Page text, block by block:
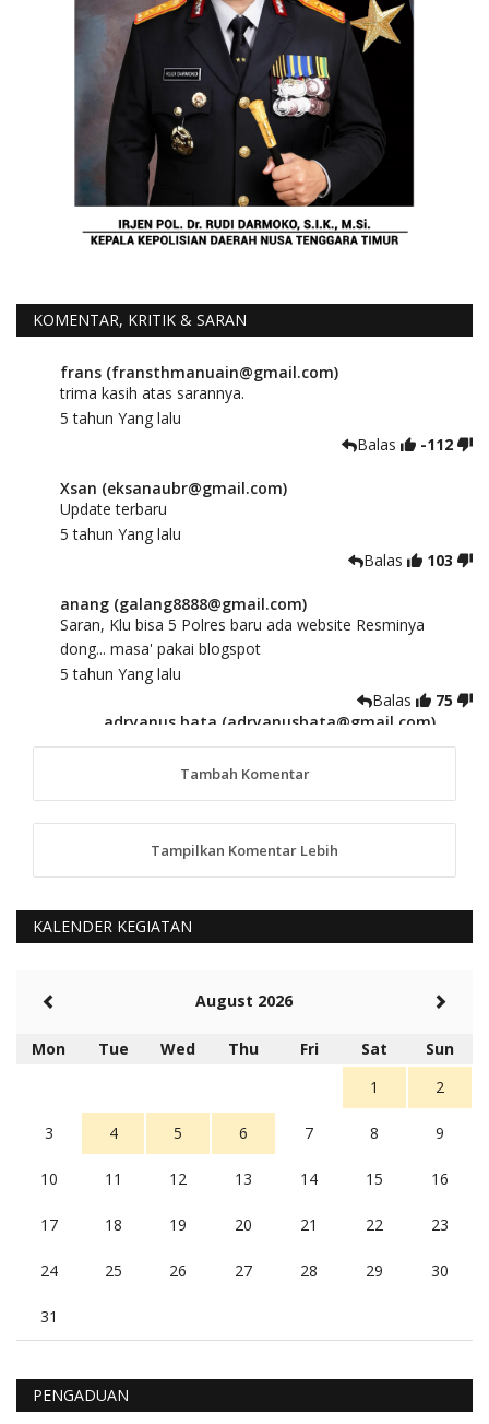
KOMENTAR, KRITIK & SARAN
frans (fransthmanuain@gmail.com)
trima kasih atas sarannya.
5 tahun Yang lalu
Balas
-112
Xsan (eksanaubr@gmail.com)
Update terbaru
5 tahun Yang lalu
Balas
103
anang (galang8888@gmail.com)
Saran, Klu bisa 5 Polres baru ada website Resminya
dong... masa' pakai blogspot
5 tahun Yang lalu
Balas
75
adryanus bata (adryanusbata@gmail.com)
TKS atas saran dan masukannya, akan kami
tindaklanjuti
anggy (anakkaos@gmail.com)
Kami perantu bisa baca langsung terkait Pilkada Sumba
5 tahun Yang lalu
Rambu (rambu03@gmail.com)
Berita Polres Sumba Barat Mantap
5 tahun Yang lalu
Balas
16
Tambah Komentar
Tampilkan Komentar Lebih
KALENDER KEGIATAN
August 2026
Mon Tue Wed Thu Fri Sat
Sun
1
2
3 4 5 6 7 8 9
10 11 12 13 14 15 16
17 18 19 20 21 22 23
24 25 26 27 28 29 30
31
PENGADUAN